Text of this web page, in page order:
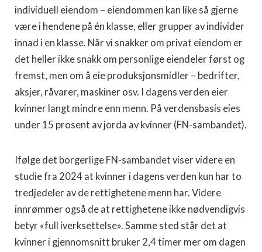
individuell eiendom – eiendommen kan like så gjerne
være i hendene på én klasse, eller grupper av individer
innad i en klasse. Når vi snakker om privat eiendom er
det heller ikke snakk om personlige eiendeler først og
fremst, men om å eie produksjonsmidler – bedrifter,
aksjer, råvarer, maskiner osv. I dagens verden eier
kvinner langt mindre enn menn. På verdensbasis eies
under 15 prosent av jorda av kvinner (FN-sambandet).
Ifølge det borgerlige FN-sambandet viser videre en
studie fra 2024 at kvinner i dagens verden kun har to
tredjedeler av de rettighetene menn har. Videre
innrømmer også de at rettighetene ikke nødvendigvis
betyr «full iverksettelse». Samme sted står det at
kvinner i gjennomsnitt bruker 2,4 timer mer om dagen